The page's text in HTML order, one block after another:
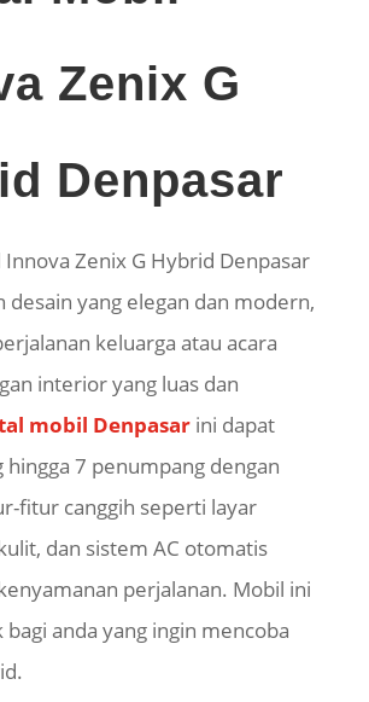
Zenix G
Denpasar
Zenix G Hybrid Denpasar
desain yang elegan dan modern,
keluarga atau acara
interior yang luas dan
mobil Denpasarini dapat
7 penumpang dengan
fitur canggih seperti layar
dan sistem AC otomatis
perjalanan. Mobil ini
bagi anda yang ingin mencoba